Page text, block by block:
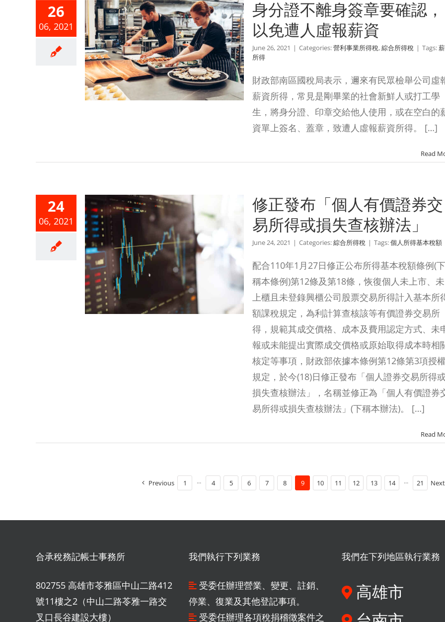
26
06, 2021
身簽章要
遭人虛報
身分證不離身簽章要確認，
以免遭人虛報薪資
June 26, 2021 | Categories:營利事業所得稅,綜合所得稅 | Tags:
所得
財政部南區國稅局表示，邇來有民眾檢舉公司虛
薪資所得，常見是剛畢業的社會新鮮人或打工學
生，將身分證、印章交給他人使用，或在空白的
資單上簽名、蓋章，致遭人虛報薪資所得。 […]
Read
24
06, 2021
個人有價
修正發布「個人有價證券交
易所得或損失查核辦法」
June 24, 2021 | Categories:綜合所得稅 | Tags:個人所得基本稅額
配合110年1月27日修正公布所得基本稅額條例(下
稱本條例)第12條及第18條，恢復個人未上市、未
上櫃且未登錄興櫃公司股票交易所得計入基本所
額課稅規定，為利計算查核該等有價證券交易所
得，規範其成交價格、成本及費用認定方式、未
報或未能提出實際成交價格或原始取得成本時相
核定等事項，財政部依據本條例第12條第3項授權
規定，於今(18)日修正發布「個人證券交易所得
損失查核辦法」，名稱並修正為「個人有價證券
易所得或損失查核辦法」(下稱本辦法)。 […]
Read
Previous 1 ··· 4 5 6 7 8 9 10 11 12 13 14 ··· 21 Next
合承稅務記帳士事務所
802755 高雄市苓雅區中山二路412
號11樓之2（中山二路苓雅一路交
叉口長谷建設大樓）
我們執行下列業務
受委任辦理營業、變更、註銷、
停業、復業及其他登記事項。
受委任辦理各項稅捐稽徵案件之
我們在下列地區執行業務
高雄市